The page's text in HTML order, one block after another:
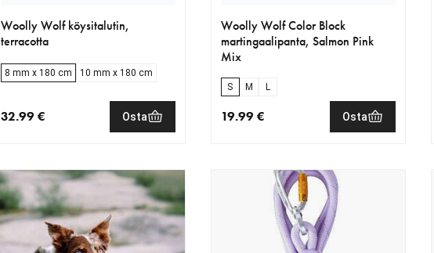
Woolly Wolf köysitalutin,
terracotta
8 mm x 180 cm 10 mm x 180 cm
32.99 € Osta
Woolly Wolf Color Block
martingaalipanta, Salmon Pink
Mix
S M L
19.99 € Osta